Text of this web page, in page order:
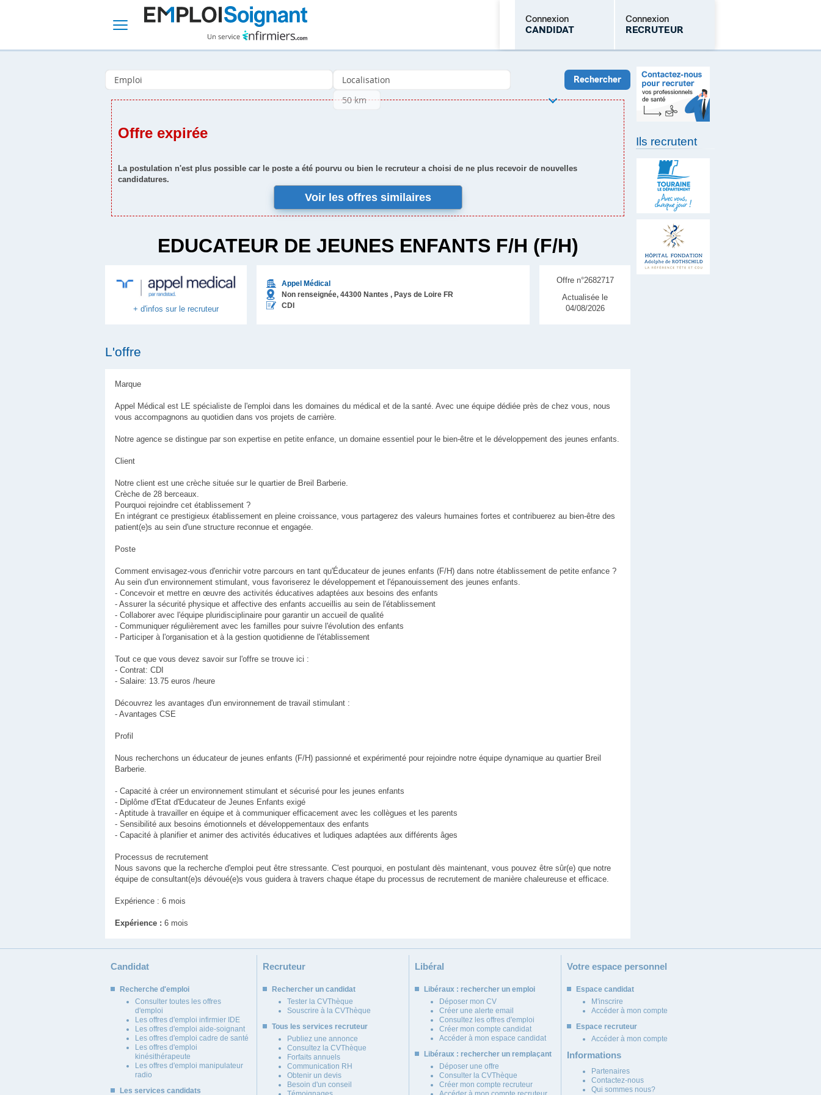
Connexion
CANDIDAT
Connexion
RECRUTEUR
Mot de passe oublié
Offre expirée
La postulation n'est plus possible car le poste a été pourvu ou bien le recruteur a choisi de ne plus recevoir de nouvelles
candidatures.
Voir les offres similaires
EDUCATEUR DE JEUNES ENFANTS F/H (F/H)
+ d'infos sur le recruteur
Appel Médical
Non renseignée, 44300 Nantes , Pays de Loire FR
CDI
Offre n°2682717
Actualisée le
04/08/2026
L'offre
Marque
Appel Médical est LE spécialiste de l'emploi dans les domaines du médical et de la santé. Avec une équipe dédiée près de chez vous, nous
vous accompagnons au quotidien dans vos projets de carrière.
Notre agence se distingue par son expertise en petite enfance, un domaine essentiel pour le bien-être et le développement des jeunes enfants.
Client
Notre client est une crèche située sur le quartier de Breil Barberie.
Crèche de 28 berceaux.
Pourquoi rejoindre cet établissement ?
En intégrant ce prestigieux établissement en pleine croissance, vous partagerez des valeurs humaines fortes et contribuerez au bien-être des
patient(e)s au sein d'une structure reconnue et engagée.
Poste
Comment envisagez-vous d'enrichir votre parcours en tant qu'Éducateur de jeunes enfants (F/H) dans notre établissement de petite enfance ?
Au sein d'un environnement stimulant, vous favoriserez le développement et l'épanouissement des jeunes enfants.
- Concevoir et mettre en œuvre des activités éducatives adaptées aux besoins des enfants
- Assurer la sécurité physique et affective des enfants accueillis au sein de l'établissement
- Collaborer avec l'équipe pluridisciplinaire pour garantir un accueil de qualité
- Communiquer régulièrement avec les familles pour suivre l'évolution des enfants
- Participer à l'organisation et à la gestion quotidienne de l'établissement
Tout ce que vous devez savoir sur l'offre se trouve ici :
- Contrat: CDI
- Salaire: 13.75 euros /heure
Découvrez les avantages d'un environnement de travail stimulant :
- Avantages CSE
Profil
Nous recherchons un éducateur de jeunes enfants (F/H) passionné et expérimenté pour rejoindre notre équipe dynamique au quartier Breil
Barberie.
- Capacité à créer un environnement stimulant et sécurisé pour les jeunes enfants
- Diplôme d'Etat d'Educateur de Jeunes Enfants exigé
- Aptitude à travailler en équipe et à communiquer efficacement avec les collègues et les parents
- Sensibilité aux besoins émotionnels et développementaux des enfants
- Capacité à planifier et animer des activités éducatives et ludiques adaptées aux différents âges
Processus de recrutement
Nous savons que la recherche d'emploi peut être stressante. C'est pourquoi, en postulant dès maintenant, vous pouvez être sûr(e) que notre
équipe de consultant(e)s dévoué(e)s vous guidera à travers chaque étape du processus de recrutement de manière chaleureuse et efficace.
Expérience : 6 mois
Expérience : 6 mois
Ils recrutent
Candidat
Recherche d'emploi
Consulter toutes les offres
d'emploi
Les offres d'emploi infirmier IDE
Les offres d'emploi aide-soignant
Les offres d'emploi cadre de santé
Les offres d'emploi
kinésithérapeute
Les offres d'emploi manipulateur
radio
Les services candidats
Recruteur
Rechercher un candidat
Tester la CVThèque
Souscrire à la CVThèque
Tous les services recruteur
Publiez une annonce
Consultez la CVThèque
Forfaits annuels
Communication RH
Obtenir un devis
Besoin d'un conseil
Libéral
Libéraux : rechercher un emploi
Déposer mon CV
Créer une alerte email
Consultez les offres d'emploi
Créer mon compte candidat
Accéder à mon espace candidat
Libéraux : rechercher un remplaçant
Déposer une offre
Consulter la CVThèque
Créer mon compte recruteur
Votre espace personnel
Espace candidat
M'inscrire
Accéder à mon compte
Espace recruteur
Accéder à mon compte
Informations
Partenaires
Contactez-nous
Qui sommes nous?